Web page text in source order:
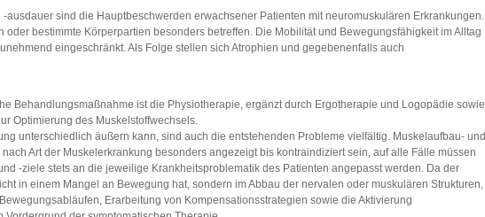
-ausdauer sind die Hauptbeschwerden erwachsener Patienten mit neuromuskulären Erkrankungen.
oder bestimmte Körperpartien besonders betreffen. Die Mobilität und Bewegungsfähigkeit im Alltag
eingeschränkt. Als Folge stellen sich Atrophien und gegebenenfalls auch
Behandlungsmaßnahme ist die Physiotherapie, ergänzt durch Ergotherapie und Logopädie sowie
Optimierung des Muskelstoffwechsels.
unterschiedlich äußern kann, sind auch die entstehenden Probleme vielfältig. Muskelaufbau- und
Art der Muskelerkrankung besonders angezeigt bis kontraindiziert sein, auf alle Fälle müssen
-ziele stets an die jeweilige Krankheitsproblematik des Patienten angepasst werden. Da der
in einem Mangel an Bewegung hat, sondern im Abbau der nervalen oder muskulären Strukturen,
Erarbeitung von Kompensationsstrategien sowie die Aktivierung